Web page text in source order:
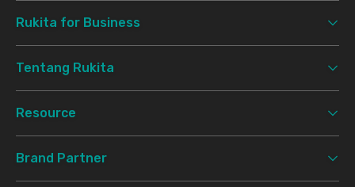
Rukita for Business
Tentang Rukita
Resource
Brand Partner